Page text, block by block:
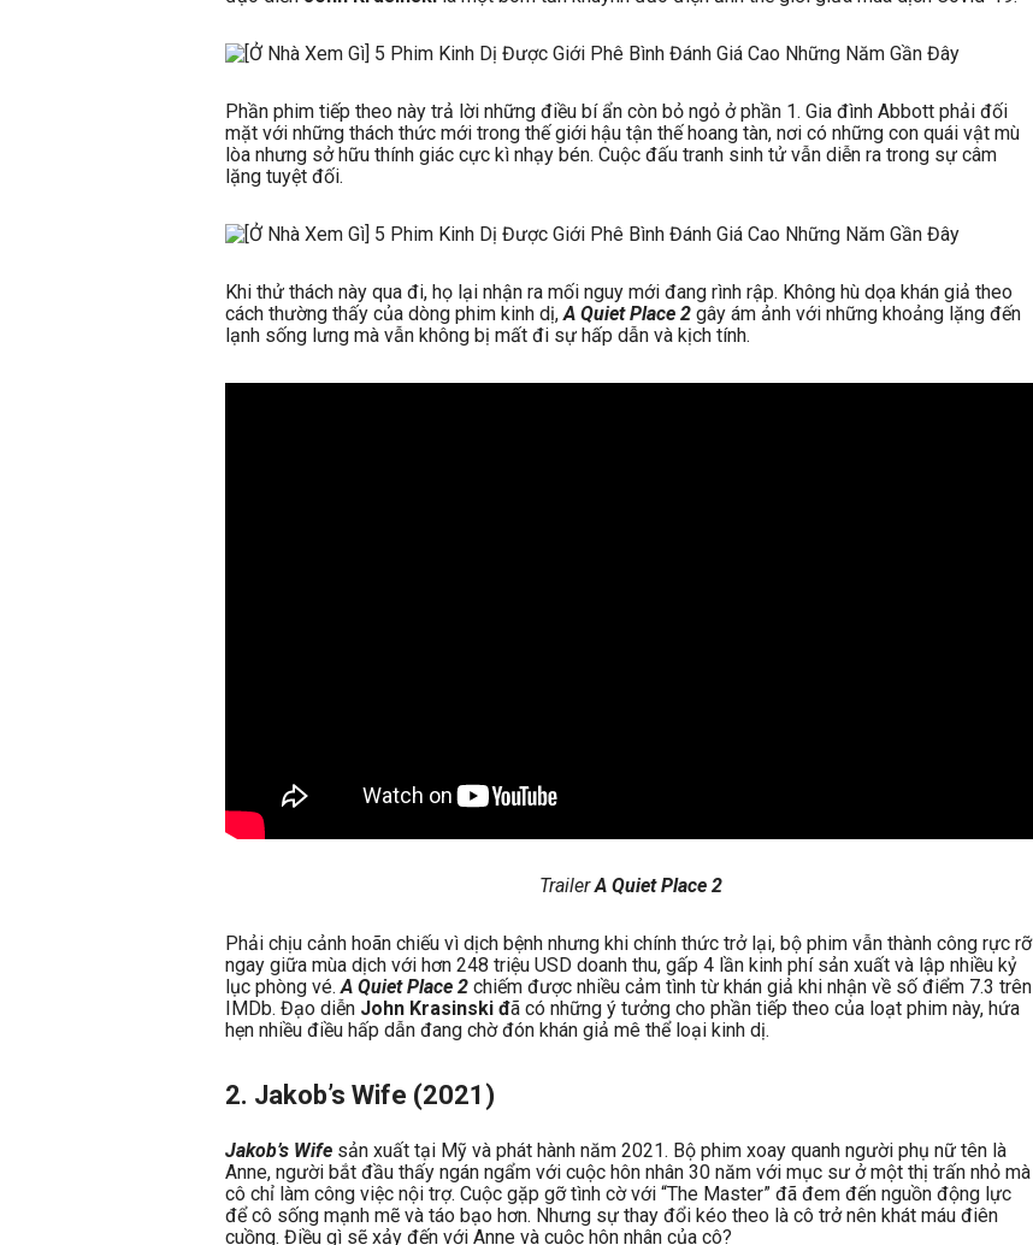
Phần phim tiếp theo này trả lời những điều bí ẩn còn bỏ ngỏ ở phần 1. Gia đình Abbott phải đối
mặt với những thách thức mới trong thế giới hậu tận thế hoang tàn, nơi có những con quái vật mù
lòa nhưng sở hữu thính giác cực kì nhạy bén. Cuộc đấu tranh sinh tử vẫn diễn ra trong sự câm
lặng tuyệt đối.
Khi thử thách này qua đi, họ lại nhận ra mối nguy mới đang rình rập. Không hù dọa khán giả theo
cách thường thấy của dòng phim kinh dị,A Quiet Place 2 gây ám ảnh với những khoảng lặng đến
lạnh sống lưng mà vẫn không bị mất đi sự hấp dẫn và kịch tính.
TrailerA Quiet Place 2
Phải chịu cảnh hoãn chiếu vì dịch bệnh nhưng khi chính thức trở lại, bộ phim vẫn thành công rực rỡ
ngay giữa mùa dịch với hơn 248 triệu USD doanh thu, gấp 4 lần kinh phí sản xuất và lập nhiều kỷ
lục phòng vé.A Quiet Place 2 chiếm được nhiều cảm tình từ khán giả khi nhận về số điểm 7.3 trên
IMDb. Đạo diễn John Krasinski đã có những ý tưởng cho phần tiếp theo của loạt phim này, hứa
hẹn nhiều điều hấp dẫn đang chờ đón khán giả mê thể loại kinh dị.
2. Jakob’s Wife (2021)
Jakob’s Wife sản xuất tại Mỹ và phát hành năm 2021. Bộ phim xoay quanh người phụ nữ tên là
Anne, người bắt đầu thấy ngán ngẩm với cuộc hôn nhân 30 năm với mục sư ở một thị trấn nhỏ mà
cô chỉ làm công việc nội trợ. Cuộc gặp gỡ tình cờ với “The Master” đã đem đến nguồn động lực
để cô sống mạnh mẽ và táo bạo hơn. Nhưng sự thay đổi kéo theo là cô trở nên khát máu điên
cuồng. Điều gì sẽ xảy đến với Anne và cuộc hôn nhân của cô?